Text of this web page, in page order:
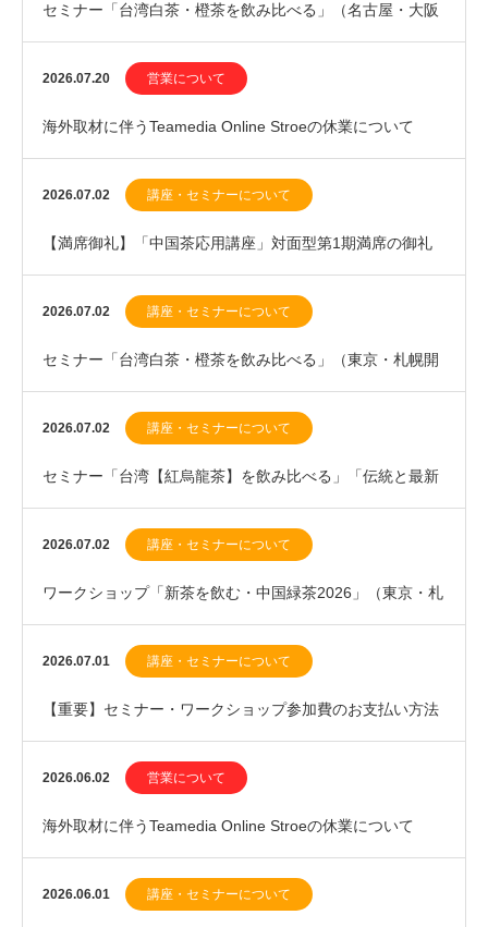
セミナー「台湾白茶・橙茶を飲み比べる」（名古屋・大阪
開催）、ワークショップ「新茶を飲む・中国緑茶20…
2026.07.20 営業について
海外取材に伴うTeamedia Online Stroeの休業について
（2026年7月下旬）
2026.07.02 講座・セミナーについて
【満席御礼】「中国茶応用講座」対面型第1期満席の御礼
と、第2期（2027年1月開講）優先案内登録のお…
2026.07.02 講座・セミナーについて
セミナー「台湾白茶・橙茶を飲み比べる」（東京・札幌開
催）のお知らせ
2026.07.02 講座・セミナーについて
セミナー「台湾【紅烏龍茶】を飲み比べる」「伝統と最新
の中国紅茶」札幌開催のお知らせ
2026.07.02 講座・セミナーについて
ワークショップ「新茶を飲む・中国緑茶2026」（東京・札
幌開催）のお知らせ
2026.07.01 講座・セミナーについて
【重要】セミナー・ワークショップ参加費のお支払い方法
変更に関するお知らせ
2026.06.02 営業について
海外取材に伴うTeamedia Online Stroeの休業について
（2026年6月上旬）
2026.06.01 講座・セミナーについて